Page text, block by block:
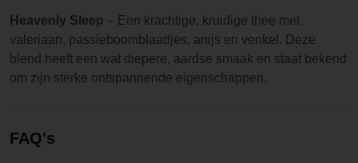
Heavenly Sleep – Een krachtige, kruidige thee met
valeriaan, passieboomblaadjes, anijs en venkel. Deze
blend heeft een wat diepere, aardse smaak en staat bekend
om zijn sterke ontspannende eigenschappen.
FAQ's